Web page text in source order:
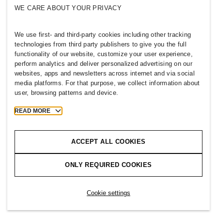
Инклузија и различност
MACEDONIA
Печат Правила и приватност
Колачиња
2026 H & M Hennes and Mauritz AB.
rneysta
WE CARE ABOUT YOUR PRIVACY
We use first- and third-party cookies including other tracking
technologies from third party publishers to give you the full
functionality of our website, customize your user experience,
perform analytics and deliver personalized advertising on our
websites, apps and newsletters across internet and via social
media platforms. For that purpose, we collect information about
user, browsing patterns and device.
READ MORE
ACCEPT ALL COOKIES
ONLY REQUIRED COOKIES
Cookie settings